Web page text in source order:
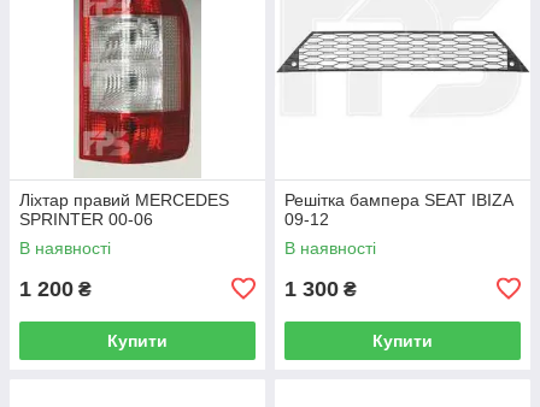
Ліхтар правий MERCEDES
SPRINTER 00-06
В наявності
1 200 ₴
Купити
Решітка бампера SEAT IBIZA
09-12
В наявності
1 300 ₴
Купити